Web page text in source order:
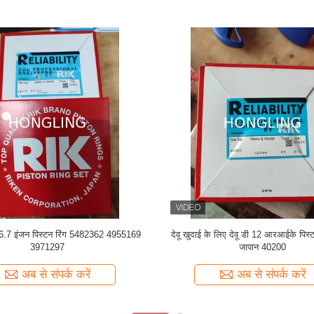
Ad-3 No.12033-06j10 पिस्टन रिंग सेट
लिए 96mm RIK पिस्टन रिंग्स
अब से संपर्क करें
डीजल इंजन के पुर्जे 6d95-6 Pc200-6
इंजन पिस्टन रिंग किट 6209-31-
अब से संपर्क करें